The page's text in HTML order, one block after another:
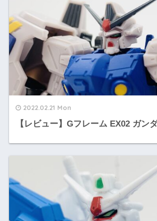
2022.02.21 Mon
【レビュー】Gフレーム EX02 ガン